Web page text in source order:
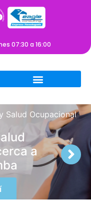
07:30 a 16:00
Salud Ocupacional
a